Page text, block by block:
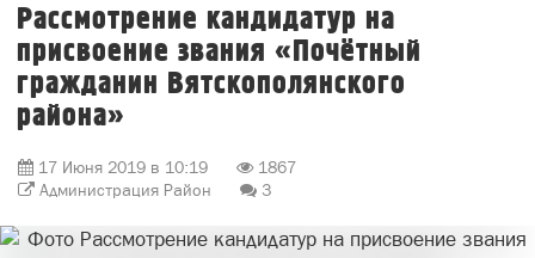
Рассмотрение кандидатур на
присвоение звания «Почётный
гражданин Вятскополянского
района»
17 Июня 2019 в 10:19
1867
Администрация Район
3